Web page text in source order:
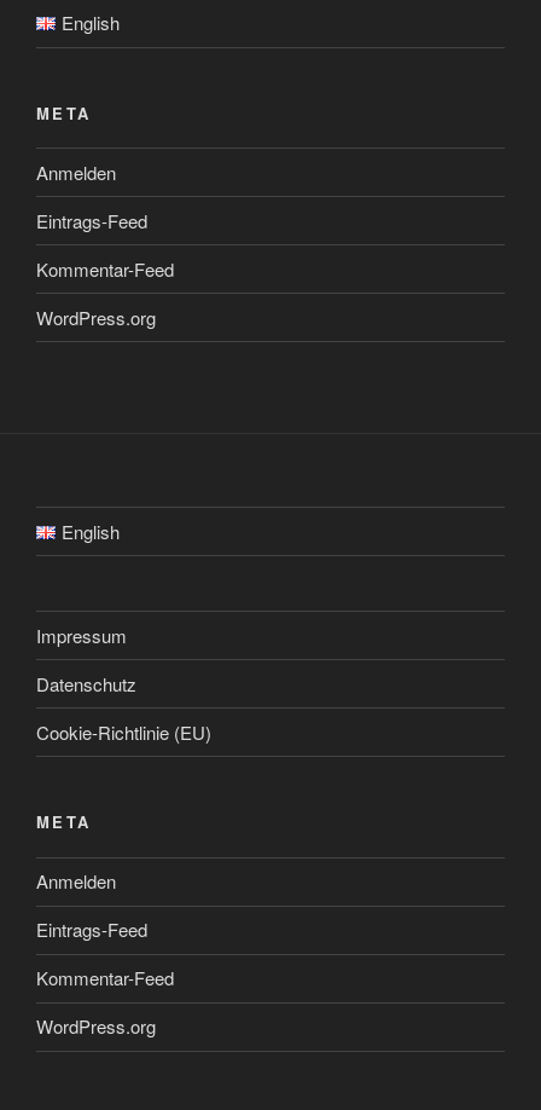
English
META
Anmelden
Eintrags-Feed
Kommentar-Feed
WordPress.org
English
Impressum
Datenschutz
Cookie-Richtlinie (EU)
META
Anmelden
Eintrags-Feed
Kommentar-Feed
WordPress.org